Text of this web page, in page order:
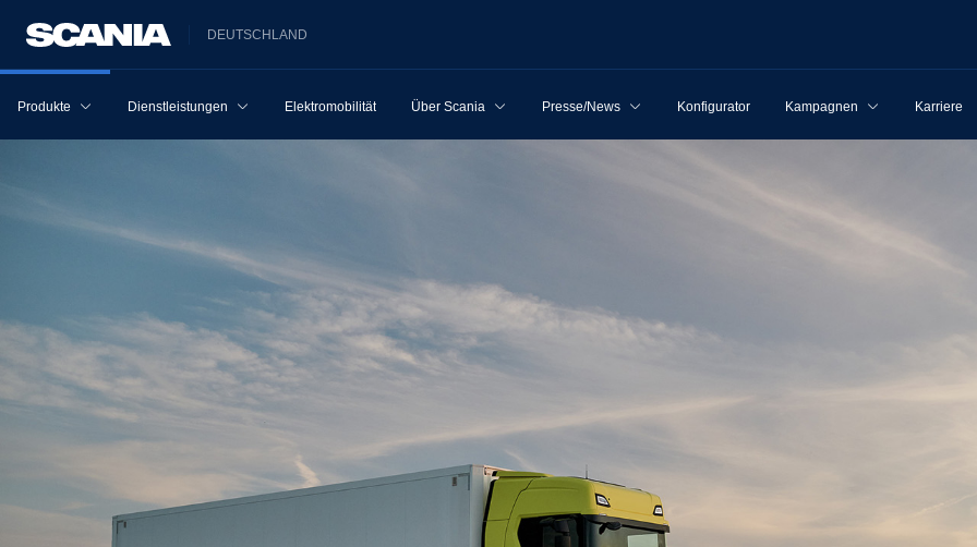
DEUTSCHLAND
Produkte Dienstleistungen Elektromobilität Über Scania Presse/News Konfigurator Kampagnen Karriere